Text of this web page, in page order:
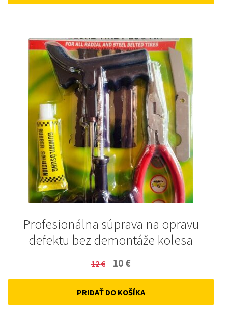
Profesionálna súprava na opravu
defektu bez demontáže kolesa
12€
Original
price
was:
10 €
price
is:
PRIDAŤ DO KOŠÍKA